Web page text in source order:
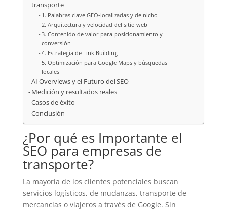
transporte
1. Palabras clave GEO-localizadas y de nicho
2. Arquitectura y velocidad del sitio web
3. Contenido de valor para posicionamiento y
conversión
4. Estrategia de Link Building
5. Optimización para Google Maps y búsquedas
locales
AI Overviews y el Futuro del SEO
Medición y resultados reales
Casos de éxito
Conclusión
¿Por qué es Importante el
SEO para empresas de
transporte?
La mayoría de los clientes potenciales buscan
servicios logísticos, de mudanzas, transporte de
mercancías o viajeros a través de Google. Sin